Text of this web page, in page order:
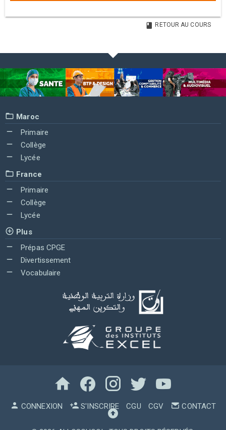
RETOUR AU COURS
Maroc
Primaire
Collège
Lycée
France
Primaire
Collège
Lycée
Plus
Prépas CPGE
Divertissement
Vocabulaire
CONNEXION S'INSCRIRE CGU CGV CONTACT